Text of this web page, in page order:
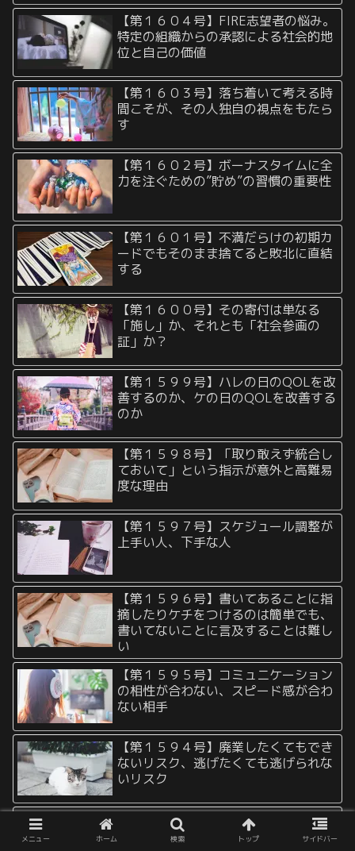
【第１６０４号】FIRE志望者の悩み。
特定の組織からの承認による社会的地
位と自己の価値
【第１６０３号】落ち着いて考える時
間こそが、その人独自の視点をもたら
す
【第１６０２号】ボーナスタイムに全
力を注ぐための”貯め”の習慣の重要性
【第１６０１号】不満だらけの初期カ
ードでもそのまま捨てると敗北に直結
する
【第１６００号】その寄付は単なる
「施し」か、それとも「社会参画の
証」か？
【第１５９９号】ハレの日のQOLを改
善するのか、ケの日のQOLを改善する
のか
【第１５９８号】「取り敢えず統合し
ておいて」という指示が意外と高難易
度な理由
【第１５９７号】スケジュール調整が
上手い人、下手な人
【第１５９６号】書いてあることに指
摘したりケチをつけるのは簡単でも、
書いてないことに言及することは難し
い
【第１５９５号】コミュニケーション
の相性が合わない、スピード感が合わ
ない相手
【第１５９４号】廃業したくてもでき
ないリスク、逃げたくても逃げられな
いリスク
【第１５９３号】あらゆる将来性や命
まで差し出さなければ釣り合わない関
メニュー ホーム 検索 トップ サイドバー